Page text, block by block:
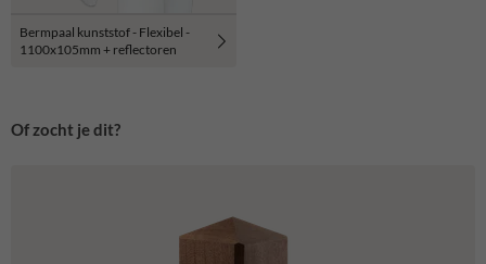
Bermpaal kunststof - Flexibel -
1100x105mm + reflectoren
Of zocht je dit?